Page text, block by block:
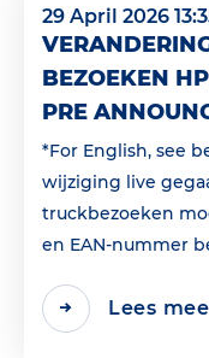
29 April 2026
BEZOEKEN
PRE
*For English, see
wijziging live
truckbezoeken
en EAN‑nummer
Lees